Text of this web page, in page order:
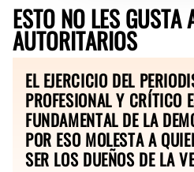
ESTO NO LES GUSTA
AUTORITARIOS
EL EJERCICIO DEL
PROFESIONAL Y CRÍTICO
FUNDAMENTAL DE LA
POR ESO MOLESTA A
SER LOS DUEÑOS DE LA